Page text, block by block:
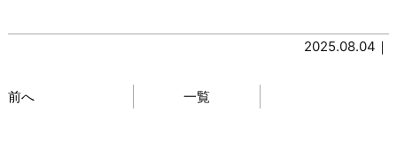
2025.08.04｜
前へ 一覧